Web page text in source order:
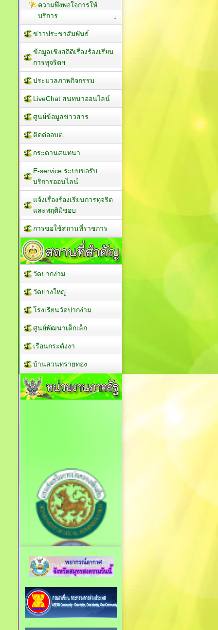
ความพึงพอใจการให้
บริการ
ข่าวประชาสัมพันธ์
ข้อมูลเชิงสถิติเรื่องร้องเรียน
การทุจริตฯ
ประมวลภาพกิจกรรม
LiveChat สนทนาออนไลน์
ศูนย์ข้อมูลข่าวสาร
ติดต่ออบต.
กระดานสนทนา
E-service ระบบขอรับ
บริการออนไลน์
แจ้งเรื่องร้องเรียนการทุจริต
และพฤติมิชอบ
การขอใช้สถานที่ราชการ
วัดปากง่าม
วัดบางใหญ่
โรงเรียนวัดปากง่าม
ศูนย์พัฒนาเด็กเล็ก
เรือนกระดังงา
บ้านสวนทรายทอง